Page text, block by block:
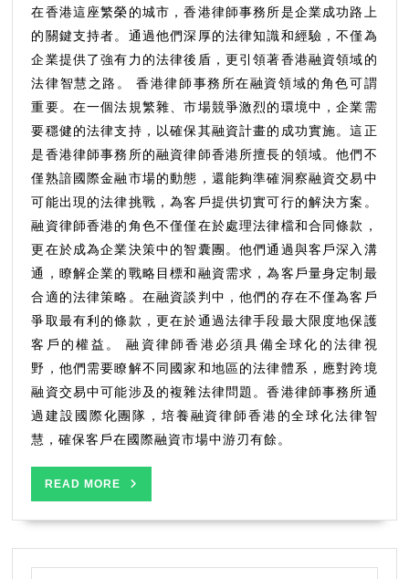
新
視
野：
香
港
律
師
事
務
所
引
領
法
律
智
慧
之
路
在香港這座繁榮的城市，香港律師事務所是企業成功路上
的關鍵支持者。通過他們深厚的法律知識和經驗，不僅為
企業提供了強有力的法律後盾，更引領著香港融資領域的
法律智慧之路。 香港律師事務所在融資領域的角色可謂
重要。在一個法規繁雜、市場競爭激烈的環境中，企業需
要穩健的法律支持，以確保其融資計畫的成功實施。這正
是香港律師事務所的融資律師香港所擅長的領域。他們不
僅熟諳國際金融市場的動態，還能夠準確洞察融資交易中
可能出現的法律挑戰，為客戶提供切實可行的解決方案。
融資律師香港的角色不僅僅在於處理法律檔和合同條款，
更在於成為企業決策中的智囊團。他們通過與客戶深入溝
通，瞭解企業的戰略目標和融資需求，為客戶量身定制最
合適的法律策略。在融資談判中，他們的存在不僅為客戶
爭取最有利的條款，更在於通過法律手段最大限度地保護
客戶的權益。 融資律師香港必須具備全球化的法律視
野，他們需要瞭解不同國家和地區的法律體系，應對跨境
融資交易中可能涉及的複雜法律問題。香港律師事務所通
過建設國際化團隊，培養融資律師香港的全球化法律智
慧，確保客戶在國際融資市場中游刃有餘。
READ MORE
MORE